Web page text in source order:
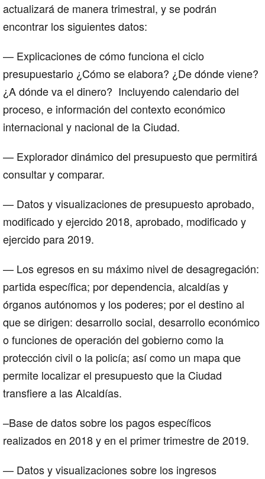
actualizará de manera trimestral, y se podrán
encontrar los siguientes datos:
— Explicaciones de cómo funciona el ciclo
presupuestario ¿Cómo se elabora? ¿De dónde viene?
¿A dónde va el dinero? Incluyendo calendario del
proceso, e información del contexto económico
internacional y nacional de la Ciudad.
— Explorador dinámico del presupuesto que permitirá
consultar y comparar.
— Datos y visualizaciones de presupuesto aprobado,
modificado y ejercido 2018, aprobado, modificado y
ejercido para 2019.
— Los egresos en su máximo nivel de desagregación:
partida específica; por dependencia, alcaldías y
órganos autónomos y los poderes; por el destino al
que se dirigen: desarrollo social, desarrollo económico
o funciones de operación del gobierno como la
protección civil o la policía; así como un mapa que
permite localizar el presupuesto que la Ciudad
transfiere a las Alcaldías.
–Base de datos sobre los pagos específicos
realizados en 2018 y en el primer trimestre de 2019.
— Datos y visualizaciones sobre los ingresos